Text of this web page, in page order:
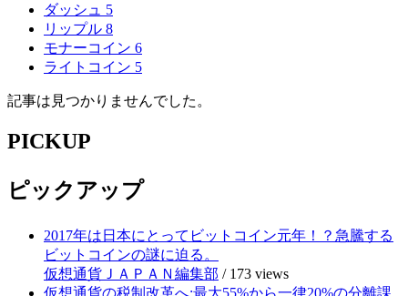
ダッシュ 5
リップル 8
モナーコイン 6
ライトコイン 5
記事は見つかりませんでした。
PICKUP
ピックアップ
2017年は日本にとってビットコイン元年！？急騰する
ビットコインの謎に迫る。
仮想通貨ＪＡＰＡＮ編集部 / 173 views
仮想通貨の税制改革へ:最大55%から一律20%の分離課